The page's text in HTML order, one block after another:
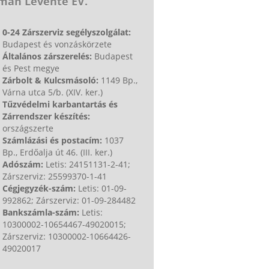
0-24 Zárszerviz segélyszolgálat:
Budapest és vonzáskörzete
Általános zárszerelés: Budapest
és Pest megye
Zárbolt & Kulcsmásoló: 1149 Bp.,
Várna utca 5/b. (XIV. ker.)
Tűzvédelmi karbantartás és
Zárrendszer készítés:
országszerte
Számlázási és postacím: 1037
Bp., Erdőalja út 46. (III. ker.)
Adószám: Letis: 24151131-2-41;
Zárszerviz: 25599370-1-41
Cégjegyzék-szám: Letis: 01-09-
992862; Zárszerviz: 01-09-284482
Bankszámla-szám: Letis:
10300002-10654467-49020015;
Zárszerviz: 10300002-10664426-
49020017